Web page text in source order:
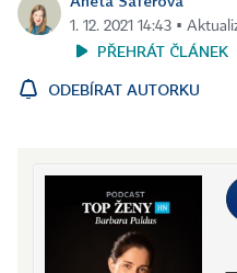
1. 12. 2021 14:43 ▪
PŘEHRÁT ČLÁNEK
ODEBÍRAT AUTORKU